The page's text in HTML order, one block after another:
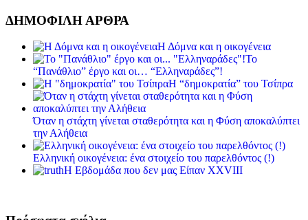
ΔΗΜΟΦΙΛΗ ΑΡΘΡΑ
Η Δόμνα και η οικογένεια
Το
“Πανάθλιο” έργο και οι… “Ελληναράδες”!
Η “δημοκρατία” του Τσίπρα
Όταν η στάχτη γίνεται σταθερότητα και η Φύση αποκαλύπτει
την Αλήθεια
Ελληνική οικογένεια: ένα στοιχείο του παρελθόντος (!)
Η Εβδομάδα που δεν μας Είπαν XXVIII